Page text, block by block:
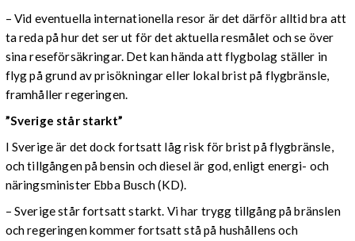
– Vid eventuella internationella resor är det därför alltid bra att
ta reda på hur det ser ut för det aktuella resmålet och se över
sina reseförsäkringar. Det kan hända att flygbolag ställer in
flyg på grund av prisökningar eller lokal brist på flygbränsle,
framhåller regeringen.
”Sverige står starkt”
I Sverige är det dock fortsatt låg risk för brist på flygbränsle,
och tillgången på bensin och diesel är god, enligt energi- och
näringsminister Ebba Busch (KD).
– Sverige står fortsatt starkt. Vi har trygg tillgång på bränslen
och regeringen kommer fortsatt stå på hushållens och